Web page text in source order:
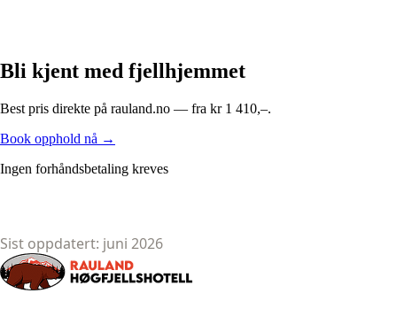
Bli kjent med fjellhjemmet
Best pris direkte på rauland.no — fra kr 1 410,–.
Book opphold nå →
Ingen forhåndsbetaling kreves
Sist oppdatert: juni 2026